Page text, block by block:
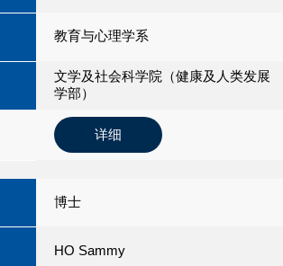
教育与心理学系
文学及社会科学院（健康及人类发展
学部）
详细
博士
HO Sammy